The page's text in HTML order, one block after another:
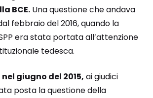
BCE. Una questione che andava
febbraio del 2016, quando la
era stata portata all’attenzione
tedesca.
giugno del 2015, ai giudici
posta la questione della